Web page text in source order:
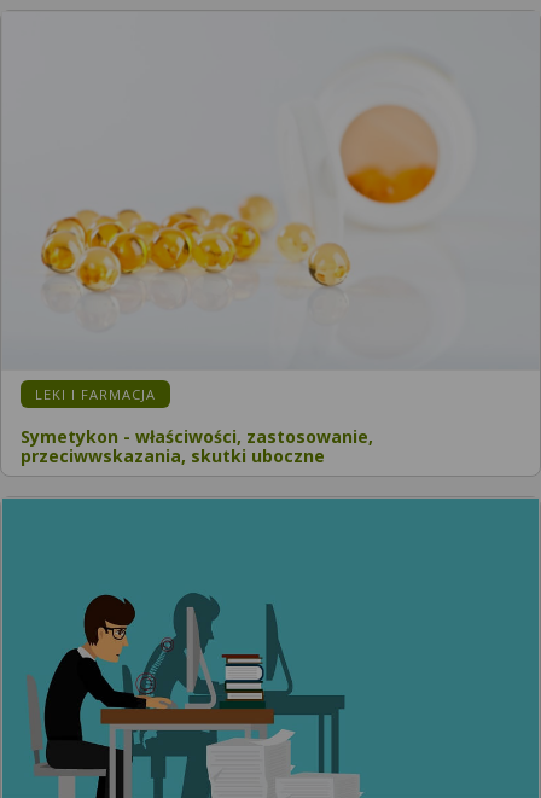
KATEGORIA:
LEKI I FARMACJA
Symetykon - właściwości, zastosowanie,
przeciwwskazania, skutki uboczne